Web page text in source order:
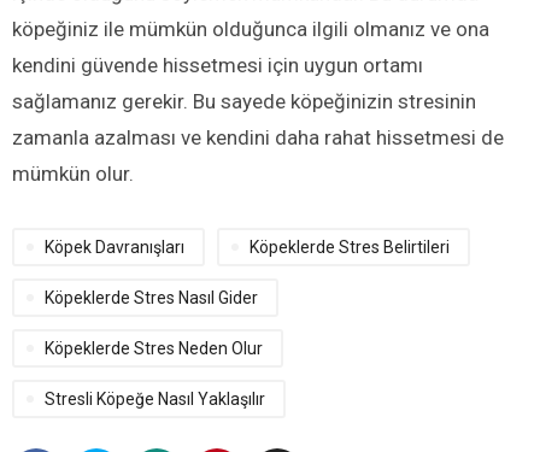
köpeğiniz ile mümkün olduğunca ilgili olmanız ve ona
kendini güvende hissetmesi için uygun ortamı
sağlamanız gerekir. Bu sayede köpeğinizin stresinin
zamanla azalması ve kendini daha rahat hissetmesi de
mümkün olur.
Köpek Davranışları Köpeklerde Stres Belirtileri
Köpeklerde Stres Nasıl Gider
Köpeklerde Stres Neden Olur
Stresli Köpeğe Nasıl Yaklaşılır